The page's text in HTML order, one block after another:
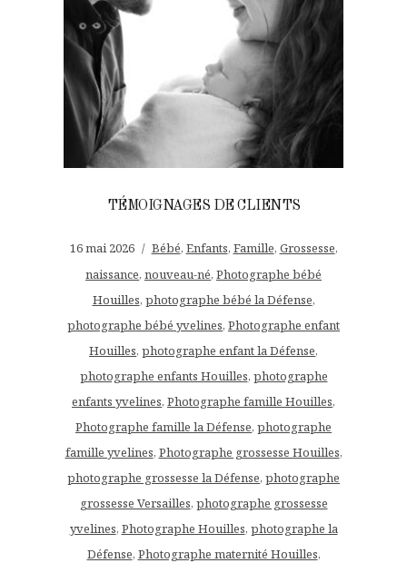
TÉMOIGNAGES DE CLIENTS
16 mai 2026 Bébé, Enfants, Famille, Grossesse,
naissance, nouveau-né, Photographe bébé
Houilles, photographe bébé la Défense,
photographe bébé yvelines, Photographe enfant
Houilles, photographe enfant la Défense,
photographe enfants Houilles, photographe
enfants yvelines, Photographe famille Houilles,
Photographe famille la Défense, photographe
famille yvelines, Photographe grossesse Houilles,
photographe grossesse la Défense, photographe
grossesse Versailles, photographe grossesse
yvelines, Photographe Houilles, photographe la
Défense, Photographe maternité Houilles,